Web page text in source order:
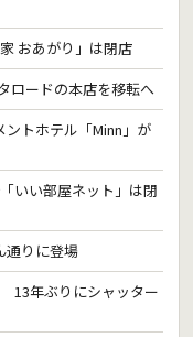
おあがり」は閉店
ロードの本店を移転へ
トホテル「Minn」が
いい部屋ネット」は閉
通りに登場
13年ぶりにシャッター